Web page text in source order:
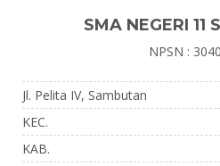
SMA NEGERI 11
NPSN :
Jl. Pelita IV, Sambutan
KEC.
KAB.